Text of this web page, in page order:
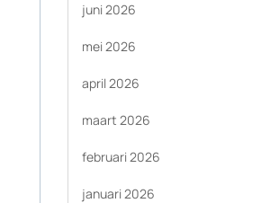
juni 2026
mei 2026
april 2026
maart 2026
februari 2026
januari 2026